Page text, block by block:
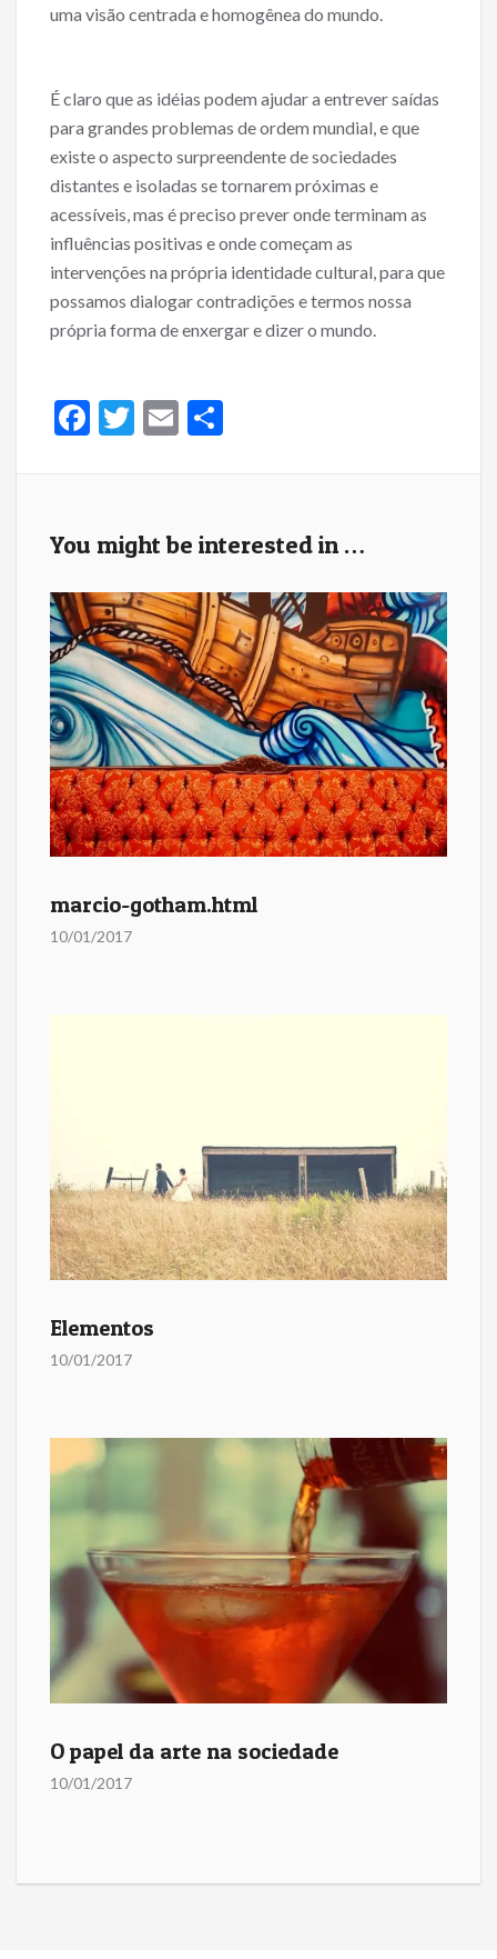
uma visão centrada e homogênea do mundo.
É claro que as idéias podem ajudar a entrever saídas
para grandes problemas de ordem mundial, e que
existe o aspecto surpreendente de sociedades
distantes e isoladas se tornarem próximas e
acessíveis, mas é preciso prever onde terminam as
influências positivas e onde começam as
intervenções na própria identidade cultural, para que
possamos dialogar contradições e termos nossa
própria forma de enxergar e dizer o mundo.
F
o
o
k
T
E
You might be interested in …
marcio-gotham.html
10/01/2017
Elementos
10/01/2017
O papel da arte na sociedade
10/01/2017